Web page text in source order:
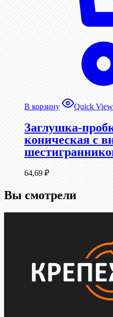
В корзину Quick View
Заглушка-
коническая с
64,69 ₽
Вы смотрели